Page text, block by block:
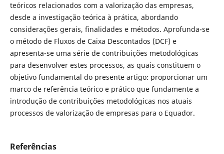
teóricos relacionados com a valorização das empresas,
desde a investigação teórica à prática, abordando
considerações gerais, finalidades e métodos. Aprofunda-se
o método de Fluxos de Caixa Descontados (DCF) e
apresenta-se uma série de contribuições metodológicas
para desenvolver estes processos, as quais constituem o
objetivo fundamental do presente artigo: proporcionar um
marco de referência teórico e prático que fundamente a
introdução de contribuições metodológicas nos atuais
processos de valorização de empresas para o Equador.
Referências